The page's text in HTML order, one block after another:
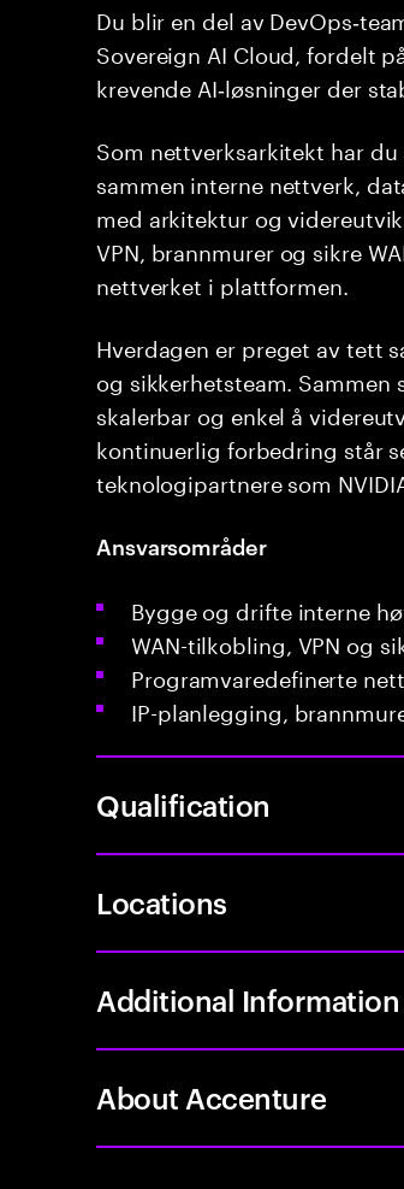
Du blir en del av
Sovereign AI Cloud, fordelt
krevende AI‑løsninger der
Som nettverksarkitekt har
sammen interne nettverk,
med arkitektur og
VPN, brannmurer og sikre
nettverket i plattformen.
Hverdagen er preget av tett
og sikkerhetsteam.
skalerbar og enkel å
kontinuerlig forbedring står
teknologipartnere som
Ansvarsområder
Bygge og drifte interne
WAN-tilkobling, VPN og
Programvaredefinerte
IP-planlegging,
Qualification
Locations
Additional Information
About Accenture